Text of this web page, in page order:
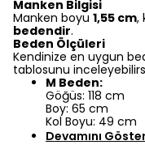
Manken Bilgisi
Manken boyu 1,55 cm,
bedendir.
Beden Ölçüleri
Kendinize en uygun
tablosunu
M Beden:
Göğüs: 118 cm
Boy: 65 cm
Kol Boyu: 49 cm
Devamını